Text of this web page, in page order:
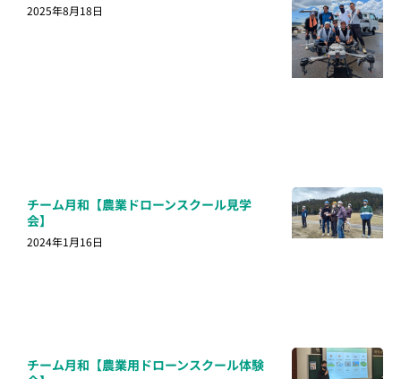
2025年8月18日
チーム月和【農業ドローンスクール見学
会】
2024年1月16日
チーム月和【農業用ドローンスクール体験